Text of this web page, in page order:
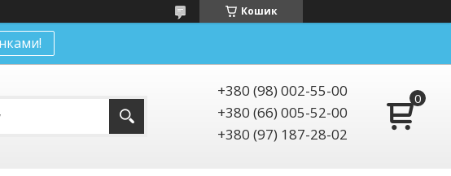
Кошик
+380 (98) 002-55-00
+380 (66) 005-52-00
+380 (97) 187-28-02